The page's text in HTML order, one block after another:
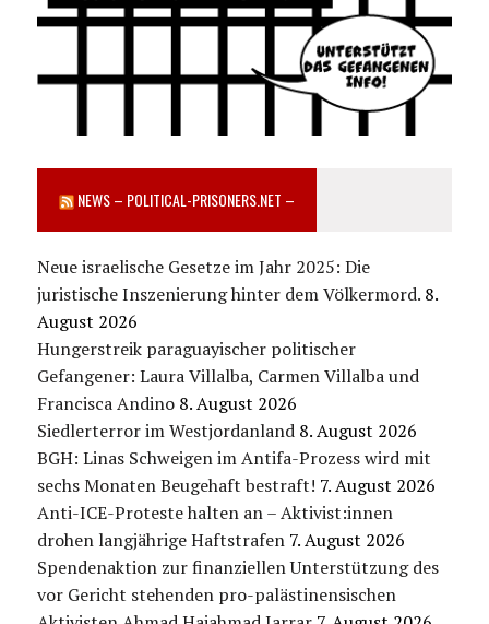
NEWS – POLITICAL-PRISONERS.NET –
Neue israelische Gesetze im Jahr 2025: Die
juristische Inszenierung hinter dem Völkermord. 8.
August 2026
Hungerstreik paraguayischer politischer
Gefangener: Laura Villalba, Carmen Villalba und
Francisca Andino 8. August 2026
Siedlerterror im Westjordanland 8. August 2026
BGH: Linas Schweigen im Antifa-Prozess wird mit
sechs Monaten Beugehaft bestraft! 7. August 2026
Anti-ICE-Proteste halten an – Aktivist:innen
drohen langjährige Haftstrafen 7. August 2026
Spendenaktion zur finanziellen Unterstützung des
vor Gericht stehenden pro-palästinensischen